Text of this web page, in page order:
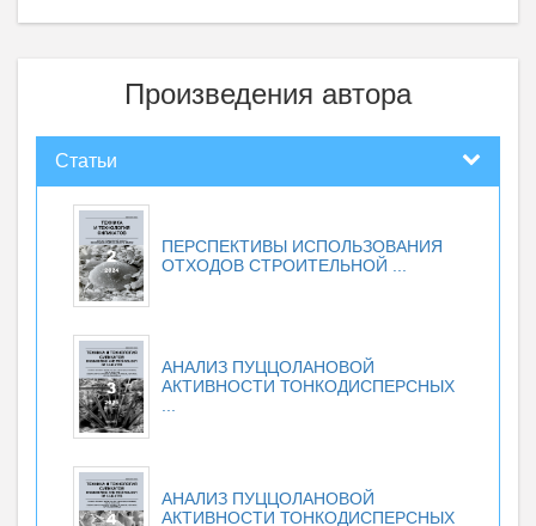
Произведения автора
Статьи
ПЕРСПЕКТИВЫ ИСПОЛЬЗОВАНИЯ
ОТХОДОВ СТРОИТЕЛЬНОЙ ...
АНАЛИЗ ПУЦЦОЛАНОВОЙ
АКТИВНОСТИ ТОНКОДИСПЕРСНЫХ
...
АНАЛИЗ ПУЦЦОЛАНОВОЙ
АКТИВНОСТИ ТОНКОДИСПЕРСНЫХ